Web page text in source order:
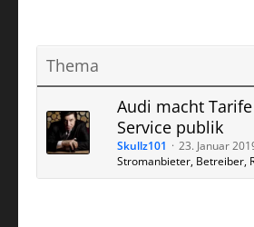
Thema
Audi macht
Service publik
Skullz101
23. Januar
Stromanbieter, Betreiber,